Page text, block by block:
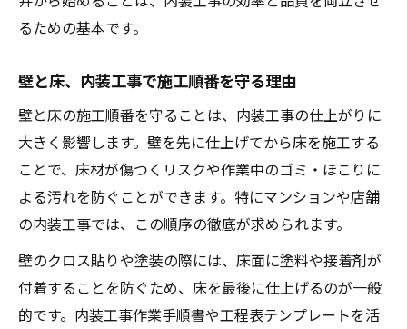
るための基本です。
壁と床、内装工事で施工順番を守る理由
壁と床の施工順番を守ることは、内装工事の仕上がりに
大きく影響します。壁を先に仕上げてから床を施工する
ことで、床材が傷つくリスクや作業中のゴミ・ほこりに
よる汚れを防ぐことができます。特にマンションや店舗
の内装工事では、この順序の徹底が求められます。
壁のクロス貼りや塗装の際には、床面に塗料や接着剤が
付着することを防ぐため、床を最後に仕上げるのが一般
的です。内装工事作業手順書や工程表テンプレートを活